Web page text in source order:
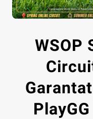
WSOP